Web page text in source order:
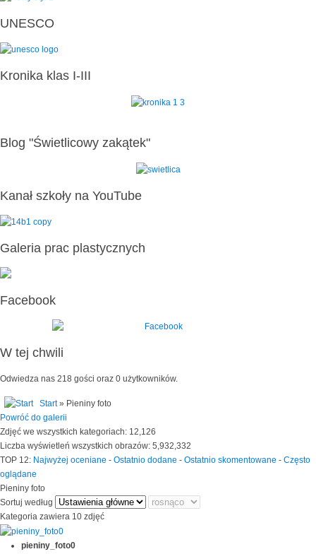
UNESCO
Kronika klas I-III
Blog "Świetlicowy zakątek"
Kanał szkoły na YouTube
Galeria prac plastycznych
Facebook
W tej chwili
Odwiedza nas 218 gości oraz 0 użytkowników.
Start» Pieniny foto
Powróć do galerii
Zdjęć we wszystkich kategoriach: 12,126
Liczba wyświetleń wszystkich obrazów: 5,932,332
TOP 12: Najwyżej oceniane - Ostatnio dodane - Ostatnio skomentowane - Często
oglądane
Pieniny foto
Sortuj według
Kategoria zawiera 10 zdjęć
pieniny_foto0